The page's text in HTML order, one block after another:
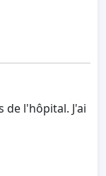
l'hôpital. J'ai